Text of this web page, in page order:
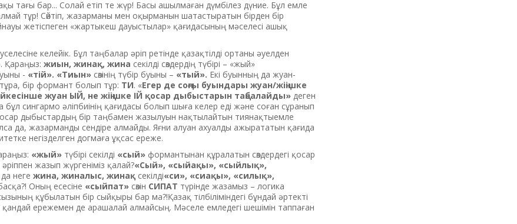
тағы бар... Солай етіп те жүр! Басы ашылмаған дүмбілез дүние. Бұл емле
тұр! Сөйтіп, жазарманы мен оқырманын шатастыратын бірден бір
жетіспеген «жартыкеш дауыстылар» қағидасының мәселесі ашық
келейік. Бұл таңбалар әріп ретінде қазақтілді ортаны әуелден
Қараңыз: жиын, жинақ, жина секілді сөздердің түбірі – «жый»
- «тій». «Тиын» сөзінің түбір буыны – «тый». Екі буынның да жуан-
тұра, бір формант болып тұр: ТИ. «Егер де соңғы буындары жуан/жіңішке
жуан ЫЙ, не жіңішке ІЙ қосар дыбыстарын таңбалайды» деген
сингармо әліпбиінің қағидасы болып шыға келер еді және соған сұранып
дыбыстардың бір таңбамен жазылуын нақтылайтын тиянақтыемле
да, жазарманды сендіре алмайды. Яғни алуан ахуалды ажырататын қағида
негізделген догмаға ұқсас ереже.
«жый» түбірі секілді «сый» формантынан құралатын сөздердегі қосар
жазып жүргеніміз қалай?«Сый», «сыйақы», «сыйлық»,
неге жина, жиналыс, жинақ секілді«си», «сиақы», «силық»,
Оның есесіне «сыйпат» сөзін СИПАТ түрінде жазамыз – логика
құбылатын бір сыйқыры бар ма?!Қазақ тілбіліміндегі бұндай әртекті
ережемен де арашалай алмайсың. Мәселе емледегі шешімін таппаған